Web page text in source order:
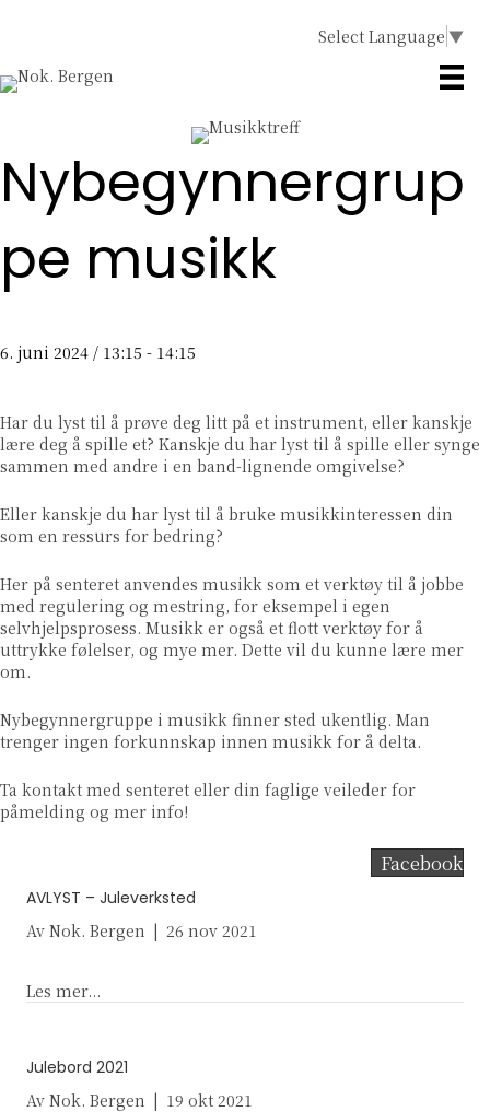
Select Language ▼
Nybegynnergrup
pe musikk
6. juni 2024 / 13:15 - 14:15
Har du lyst til å prøve deg litt på et instrument, eller kanskje
lære deg å spille et? Kanskje du har lyst til å spille eller synge
sammen med andre i en band-lignende omgivelse?
Eller kanskje du har lyst til å bruke musikkinteressen din
som en ressurs for bedring?
Her på senteret anvendes musikk som et verktøy til å jobbe
med regulering og mestring, for eksempel i egen
selvhjelpsprosess. Musikk er også et flott verktøy for å
uttrykke følelser, og mye mer. Dette vil du kunne lære mer
om.
Nybegynnergruppe i musikk finner sted ukentlig. Man
trenger ingen forkunnskap innen musikk for å delta.
Ta kontakt med senteret eller din faglige veileder for
påmelding og mer info!
Facebook
AVLYST – Juleverksted
Av Nok. Bergen | 26 nov 2021
Les mer...
Julebord 2021
Av Nok. Bergen | 19 okt 2021